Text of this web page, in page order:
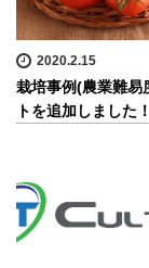
2020.2.15
栽培事例(農業難易
トを追加しました！